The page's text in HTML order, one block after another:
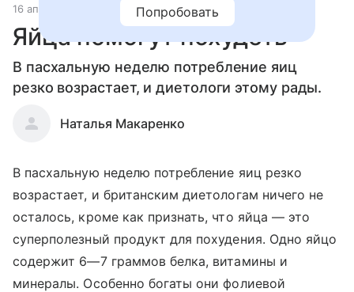
16 апреля 2012 Новости
Яйца помогут похудеть
В пасхальную неделю потребление яиц
резко возрастает, и диетологи этому рады.
Наталья Макаренко
В пасхальную неделю потребление яиц резко
возрастает, и британским диетологам ничего не
осталось, кроме как признать, что яйца — это
суперполезный продукт для похудения. Одно яйцо
содержит 6—7 граммов белка, витамины и
минералы. Особенно богаты они фолиевой
Попробовать